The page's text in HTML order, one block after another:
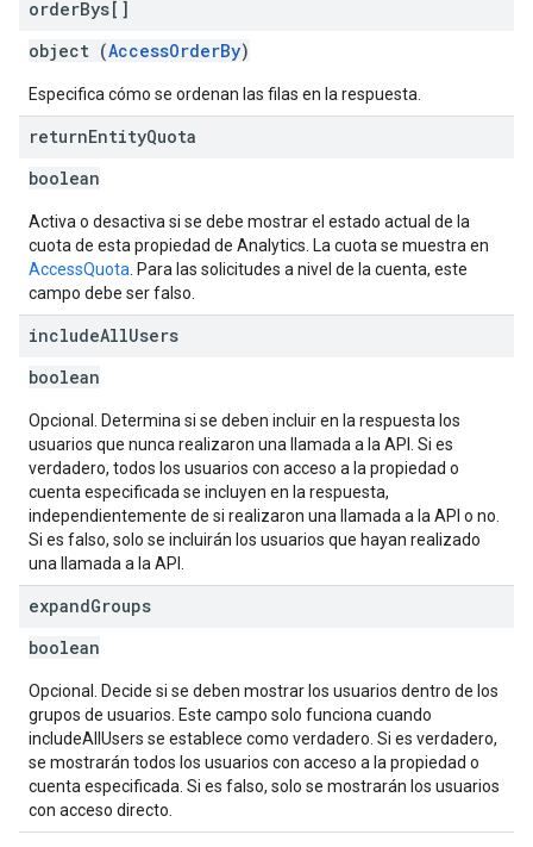
orderBys[]
object (AccessOrderBy)
Especifica cómo se ordenan las filas en la respuesta.
returnEntityQuota
boolean
Activa o desactiva si se debe mostrar el estado actual de la
cuota de esta propiedad de Analytics. La cuota se muestra en
AccessQuota . Para las solicitudes a nivel de la cuenta, este
campo debe ser falso.
includeAllUsers
boolean
Opcional. Determina si se deben incluir en la respuesta los
usuarios que nunca realizaron una llamada a la API. Si es
verdadero, todos los usuarios con acceso a la propiedad o
cuenta especificada se incluyen en la respuesta,
independientemente de si realizaron una llamada a la API o no.
Si es falso, solo se incluirán los usuarios que hayan realizado
una llamada a la API.
expandGroups
boolean
Opcional. Decide si se deben mostrar los usuarios dentro de los
grupos de usuarios. Este campo solo funciona cuando
includeAllUsers se establece como verdadero. Si es verdadero,
se mostrarán todos los usuarios con acceso a la propiedad o
cuenta especificada. Si es falso, solo se mostrarán los usuarios
con acceso directo.